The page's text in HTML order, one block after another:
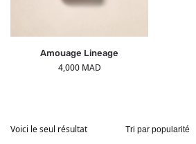
Amouage Lineage
4,000 MAD
Voici le seul résultat